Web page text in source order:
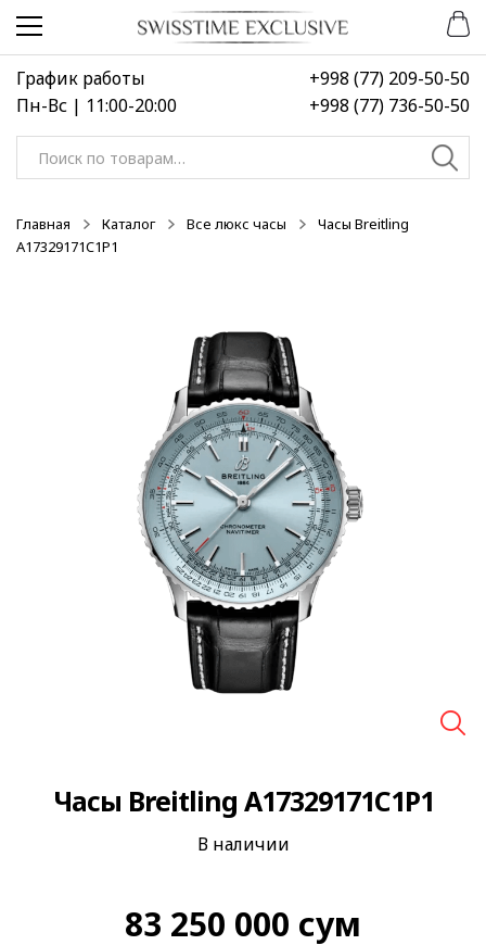
Перейти
навигации
Перейти
содержимому
График работы
Пн-Вс | 11:00-20:00
+998 (77) 209-50-50
+998 (77) 736-50-50
Искать:
Главная Каталог Все люкс часы
Часы Breitling
A17329171C1P1
Часы Breitling A17329171C1P1
В наличии
83 250 000 сум